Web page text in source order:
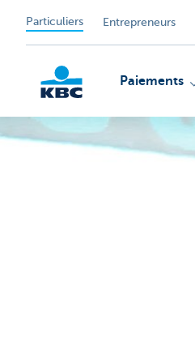
Particuliers Entrepreneurs
Paiements